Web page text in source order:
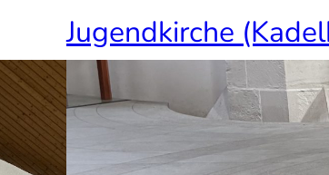
Jugendkirche